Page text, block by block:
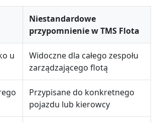
Niestandardowe
przypomnienie w TMS Flota
u
Widoczne dla całego zespołu
zarządzającego flotą
Przypisane do konkretnego
pojazdu lub kierowcy